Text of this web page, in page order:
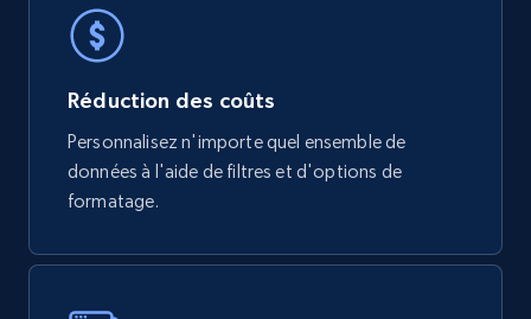
Réduction des coûts
Personnalisez n'importe quel ensemble de
données à l'aide de filtres et d'options de
formatage.